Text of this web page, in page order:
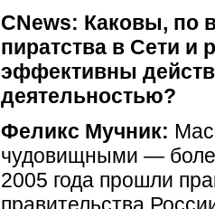
CNews: Каковы, по
пиратства в Сети и
эффективны
деятельностью?
Феликс Мучник:
чудовищными —
2005 года прошли